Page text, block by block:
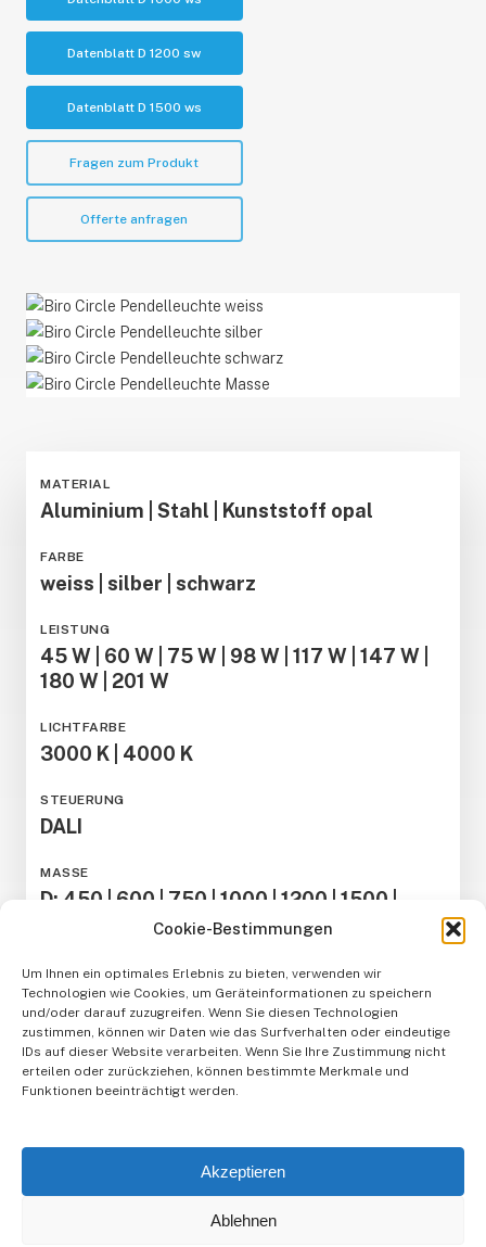
Cookie-Bestimmungen
Um Ihnen ein optimales Erlebnis zu bieten, verwenden wir
Technologien wie Cookies, um Geräteinformationen zu speichern
und/oder darauf zuzugreifen. Wenn Sie diesen Technologien
zustimmen, können wir Daten wie das Surfverhalten oder eindeutige
IDs auf dieser Website verarbeiten. Wenn Sie Ihre Zustimmung nicht
erteilen oder zurückziehen, können bestimmte Merkmale und
Funktionen beeinträchtigt werden.
Akzeptieren
Ablehnen
Datenblatt D 1200 sw
Datenblatt D 1500 ws
Fragen zum Produkt
Offerte anfragen
Biro
Circle
Pendelleuchte
Biro
Circle
Biro
Masse
MATERIAL
Aluminium | Stahl | Kunststoff opal
FARBE
weiss | silber | schwarz
LEISTUNG
45 W | 60 W | 75 W | 98 W | 117 W | 147 W |
180 W | 201 W
LICHTFARBE
3000 K | 4000 K
STEUERUNG
DALI
MASSE
D: 450 | 600 | 750 | 1000 | 1200 | 1500 |
IP SCHUTZ
IP20
Anmeldung Newsletter